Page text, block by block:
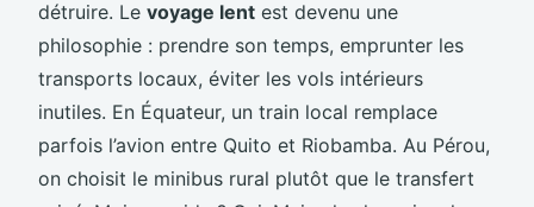
détruire. Le voyage lent est devenu une
philosophie : prendre son temps, emprunter les
transports locaux, éviter les vols intérieurs
inutiles. En Équateur, un train local remplace
parfois l’avion entre Quito et Riobamba. Au Pérou,
on choisit le minibus rural plutôt que le transfert